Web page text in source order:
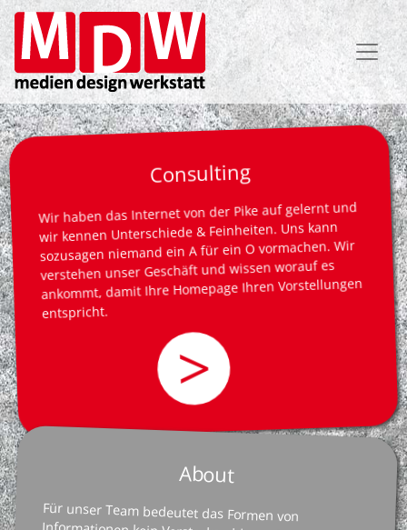
Direkt
zum
Inhalt
Consulting
Wir haben das Internet von der Pike auf gelernt und
wir kennen Unterschiede & Feinheiten. Uns kann
sozusagen niemand ein A für ein O vormachen. Wir
verstehen unser Geschäft und wissen worauf es
ankommt, damit Ihre Homepage Ihren Vorstellungen
entspricht.
>
About
Für unser Team bedeutet das Formen von
Informationen kein Verstecken hinter Trendwörtern,
sondern das Vollziehen eines schöpferischen
Prozesses, der uns in allen technischen wie